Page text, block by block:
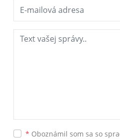
* Oboznámil som sa so